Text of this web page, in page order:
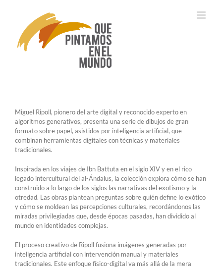
Miguel Ripoll, pionero del arte digital y reconocido experto en
algoritmos generativos, presenta una serie de dibujos de gran
formato sobre papel, asistidos por inteligencia artificial, que
combinan herramientas digitales con técnicas y materiales
tradicionales.
Inspirada en los viajes de Ibn Battuta en el siglo XIV y en el rico
legado intercultural del al-Ándalus, la colección explora cómo se han
construido a lo largo de los siglos las narrativas del exotismo y la
otredad. Las obras plantean preguntas sobre quién define lo exótico
y cómo se moldean las percepciones culturales, recordándonos las
miradas privilegiadas que, desde épocas pasadas, han dividido al
mundo en identidades complejas.
El proceso creativo de Ripoll fusiona imágenes generadas por
inteligencia artificial con intervención manual y materiales
tradicionales. Este enfoque físico-digital va más allá de la mera